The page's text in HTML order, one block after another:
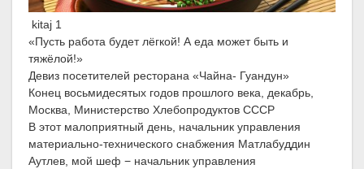
­ kitaj 1
«Пусть работа будет лёгкой! А еда может быть и
тяжёлой!»
Девиз посетителей ресторана «Чайна- Гуандун»
Конец восьмидесятых годов прошлого века, декабрь,
Москва, Министерство Хлебопродуктов СССР
В этот малоприятный день, начальник управления
материально-технического снабжения Матлабуддин
Аутлев, мой шеф − начальник управления